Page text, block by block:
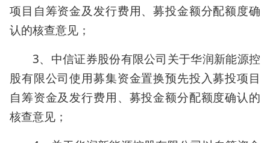
项目自筹资金及发行费用、募投金额分配额度确
认的核查意见；
3、中信证券股份有限公司关于华润新能源控
股有限公司使用募集资金置换预先投入募投项目
自筹资金及发行费用、募投金额分配额度确认的
核查意见；